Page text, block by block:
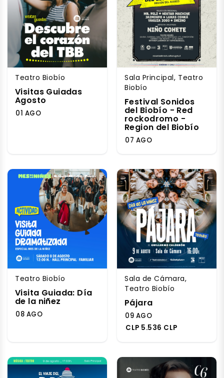
Teatro Biobío
Visitas Guiadas
Agosto
01 AGO
Sala Principal, Teatro
Biobío
Festival Sonidos
del Biobío - Red
rockodromo -
Region del Biobío
07 AGO
Teatro Biobío
Visita Guiada: Día
de la niñez
08 AGO
Sala de Cámara,
Teatro Biobío
Pájara
09 AGO
CLP 5.536 CLP